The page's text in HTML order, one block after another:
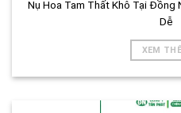
Nụ Hoa Tam Thất Khô Tại Đồng
Dễ
XEM